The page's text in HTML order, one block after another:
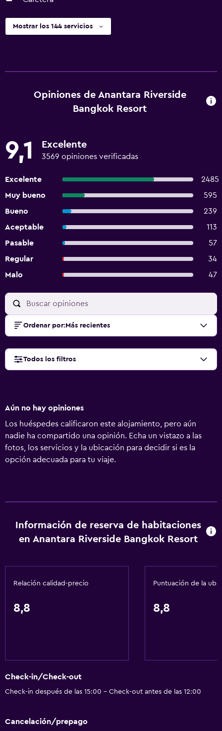
Mostrar los 144 servicios
Opiniones de Anantara Riverside
Bangkok Resort
9,1 Excelente
3569 opiniones verificadas
Excelente
2485
Muy bueno
595
Bueno
239
Aceptable
113
Pasable
57
Regular
34
Malo
47
Ordenar por: Más recientes
Todos los filtros
Aún no hay opiniones
Los huéspedes calificaron este alojamiento, pero aún
nadie ha compartido una opinión. Echa un vistazo a las
fotos, los servicios y la ubicación para decidir si es la
opción adecuada para tu viaje.
Información de reserva de habitaciones
en Anantara Riverside Bangkok Resort
Relación calidad-precio
8,8
Puntuación de la
8,8
Check-in/Check-out
Check-in después de las 15:00 - Check-out antes de las 12:00
Cancelación/prepago